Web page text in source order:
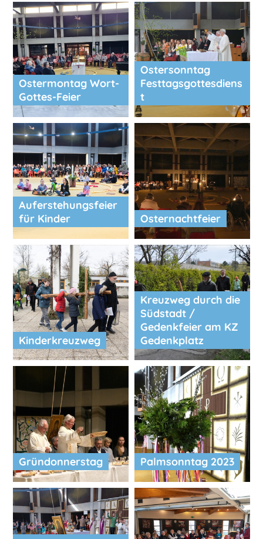
Ostermontag Wort-
Gottes-Feier
Ostersonntag
Festtagsgottesdiens
t
Auferstehungsfeier
für Kinder
Osternachtfeier
Kinderkreuzweg
Kreuzweg durch die
Südstadt /
Gedenkfeier am KZ
Gedenkplatz
Gründonnerstag Palmsonntag 2023